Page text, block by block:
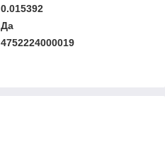
0.015392
Да
4752224000019